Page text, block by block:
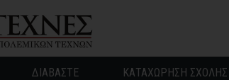
ΔΙΑΒΑΣΤΕ ΚΑΤΑΧΩΡΗΣΗ ΣΧΟΛΗΣ